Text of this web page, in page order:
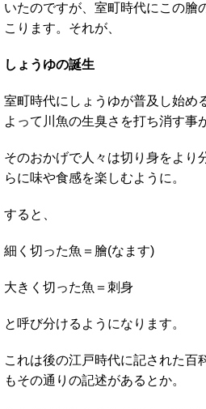
いたのですが、室町時代にこの膾
こります。それが、
しょうゆの誕生
室町時代にしょうゆが普及し始め
よって川魚の生臭さを打ち消す事
そのおかげで人々は切り身をより
らに味や食感を楽しむように。
すると、
細く切った魚＝膾(なます)
大きく切った魚＝刺身
と呼び分けるようになります。
これは後の江戸時代に記された百
もその通りの記述があるとか。